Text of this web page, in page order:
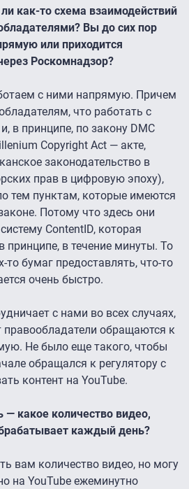
как-то схема взаимодействий
Вы до сих пор
или приходится
Роскомнадзор?
с ними напрямую. Причем
что работать с
в принципе, по закону DMC
Copyright Act — акте,
законодательство в
прав в цифровую эпоху),
тем пунктам, которые имеются
Потому что здесь они
ContentID, которая
принципе, в течение минуты. То
то бумаг предоставлять, что-то
очень быстро.
с нами во всех случаях,
обращаются к
Не было еще такого, чтобы
обращался к регулятору с
контент на YouTube.
какое количество видео,
каждый день?
вам количество видео, но могу
на YouTube ежеминутно